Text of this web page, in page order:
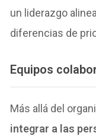
un liderazgo
diferencias de
Equipos
Más allá del
integrar a las